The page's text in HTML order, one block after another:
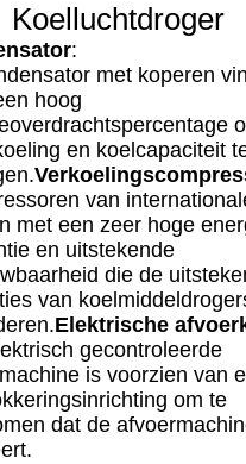
Koelluchtdroger
:
met koperen vin
hoog
en koelcapaciteit
van
met een zeer hoge
en uitstekende
die de
van
Elektrische
gecontroleerde
is voorzien van
om te
dat de